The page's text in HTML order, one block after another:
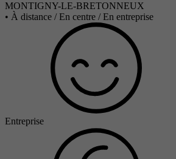
MONTIGNY-LE-BRETONNEUX
• À distance / En centre / En entreprise
Entreprise